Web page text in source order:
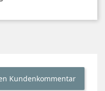
Kundenkommentar